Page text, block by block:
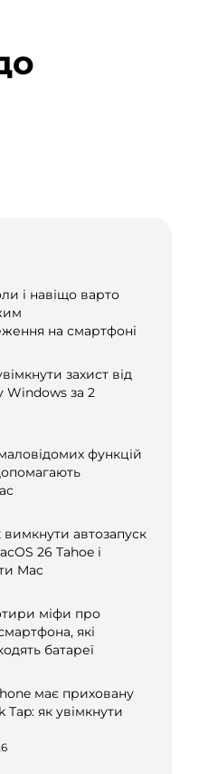
і навіщо варто
на смартфоні
захист від
Windows за 2
функцій
автозапуск
26 Tahoe і
Mac
міфи про
які
батареї
має приховану
як увімкнути